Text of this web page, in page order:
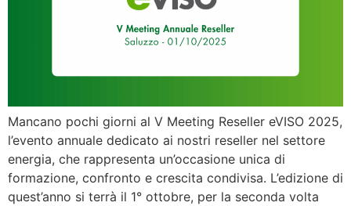
Mancano pochi giorni al V Meeting Reseller eVISO 2025,
l’evento annuale dedicato ai nostri reseller nel settore
energia, che rappresenta un’occasione unica di
formazione, confronto e crescita condivisa. L’edizione di
quest’anno si terrà il 1° ottobre, per la seconda volta